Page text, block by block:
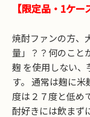
【限定品・1ケー
焼酎ファンの方、
量」？？何のこと
麹 を使用しない
す。 通常は麹に
度は２７度と低め
酎好きには飲まず